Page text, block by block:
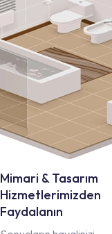
Mimari & Tasarım
Hizmetlerimizden
Faydalanın